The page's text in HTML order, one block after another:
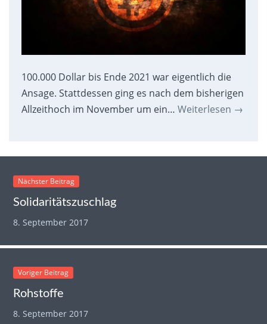
100.000 Dollar bis Ende 2021 war eigentlich die
Ansage. Stattdessen ging es nach dem bisherigen
Allzeithoch im November um ein… Weiterlesen →
Nächster Beitrag
Solidaritätszuschlag
8. September 2017
Voriger Beitrag
Rohstoffe
8. September 2017